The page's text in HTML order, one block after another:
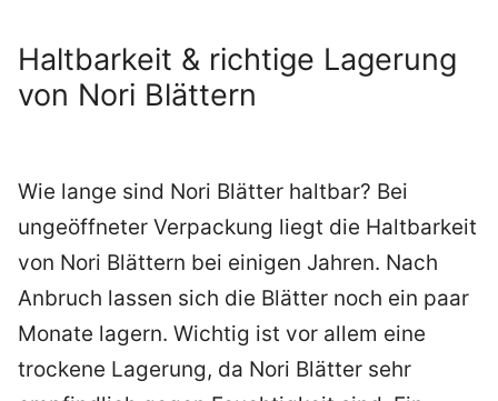
Haltbarkeit & richtige Lagerung
von Nori Blättern
Wie lange sind Nori Blätter haltbar? Bei
ungeöffneter Verpackung liegt die Haltbarkeit
von Nori Blättern bei einigen Jahren. Nach
Anbruch lassen sich die Blätter noch ein paar
Monate lagern. Wichtig ist vor allem eine
trockene Lagerung, da Nori Blätter sehr